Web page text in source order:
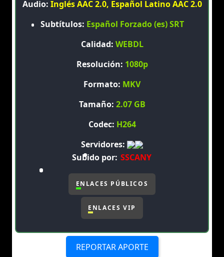
Audio: Inglés AAC 2.0, Español Latino AAC 2.0
Subtítulos: Español Forzado (es) SRT
Calidad: WEBDL
Resolución: 1080p
Formato: MKV
Tamaño: 2.07 GB
Codec: H264
Servidores:
Subido por: SSCANY
ENLACES PÚBLICOS
ENLACES VIP
REPORTAR APORTE